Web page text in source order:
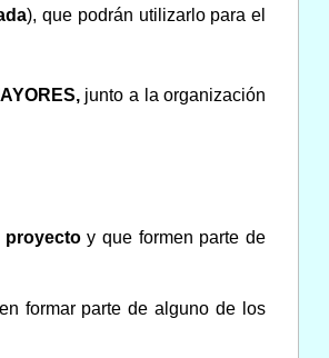
), que podrán utilizarlo para el
junto a la organización
proyectoy que formen parte de
formar parte de alguno de los